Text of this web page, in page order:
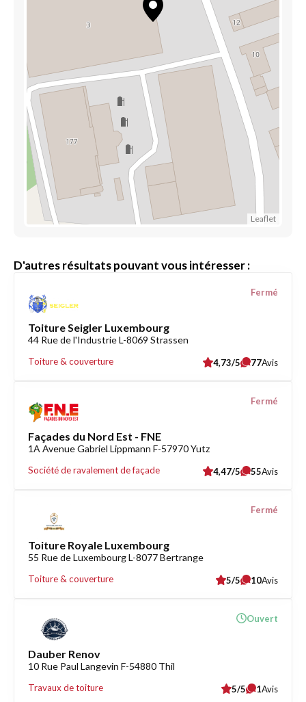
Leaflet
D'autres résultats pouvant vous intéresser :
Toiture Seigler Luxembourg
44 Rue de l'Industrie L-8069 Strassen
Toiture & couverture
Fermé
4,73/5 77Avis
Façades du Nord Est - FNE
1A Avenue Gabriel Lippmann F-57970 Yutz
Société de ravalement de façade
Fermé
4,47/5 55Avis
Toiture Royale Luxembourg
55 Rue de Luxembourg L-8077 Bertrange
Toiture & couverture
Fermé
5/5 10Avis
Dauber Renov
10 Rue Paul Langevin F-54880 Thil
Travaux de toiture
Ouvert
5/5 1Avis